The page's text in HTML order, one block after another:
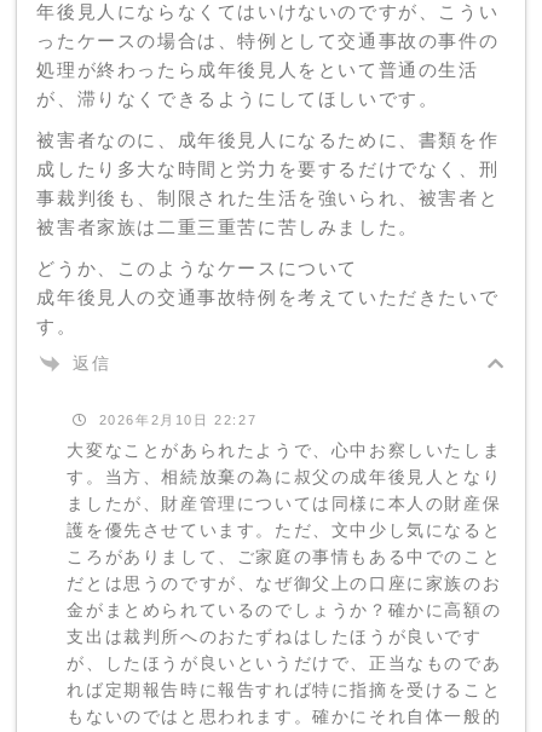
年後見人にならなくてはいけないのですが、こうい
ったケースの場合は、特例として交通事故の事件の
処理が終わったら成年後見人をといて普通の生活
が、滞りなくできるようにしてほしいです。
被害者なのに、成年後見人になるために、書類を作
成したり多大な時間と労力を要するだけでなく、刑
事裁判後も、制限された生活を強いられ、被害者と
被害者家族は二重三重苦に苦しみました。
どうか、このようなケースについて
成年後見人の交通事故特例を考えていただきたいで
す。
返信
2026年2月10日 22:27
大変なことがあられたようで、心中お察しいたしま
す。当方、相続放棄の為に叔父の成年後見人となり
ましたが、財産管理については同様に本人の財産保
護を優先させています。ただ、文中少し気になると
ころがありまして、ご家庭の事情もある中でのこと
だとは思うのですが、なぜ御父上の口座に家族のお
金がまとめられているのでしょうか？確かに高額の
支出は裁判所へのおたずねはしたほうが良いです
が、したほうが良いというだけで、正当なものであ
れば定期報告時に報告すれば特に指摘を受けること
もないのではと思われます。確かにそれ自体一般的